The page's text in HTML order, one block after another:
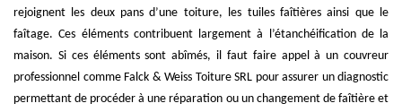
rejoignent les deux pans d’une toiture, les tuiles faîtières ainsi que le
faîtage. Ces éléments contribuent largement à l’étanchéification de la
maison. Si ces éléments sont abîmés, il faut faire appel à un couvreur
professionnel comme Falck & Weiss Toiture SRL pour assurer un diagnostic
permettant de procéder à une réparation ou un changement de faîtière et